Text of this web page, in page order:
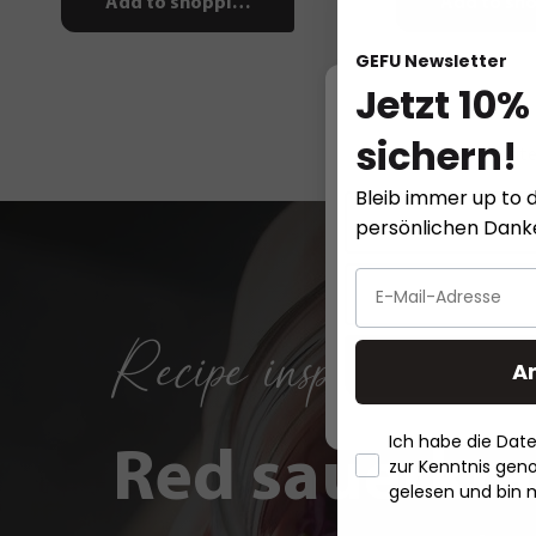
Recipe inspirations
Red
This
GEFU Newsletter
Jetzt
sichern!
Bleib immer up to
persönlichen
Ich habe die
zur Kenntnis
gelesen und bin